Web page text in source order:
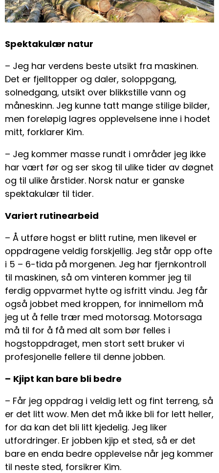
Spektakulær natur
– Jeg har verdens beste utsikt fra maskinen.
Det er fjelltopper og daler, soloppgang,
solnedgang, utsikt over blikkstille vann og
måneskinn. Jeg kunne tatt mange stilige bilder,
men foreløpig lagres opplevelsene inne i hodet
mitt, forklarer Kim.
– Jeg kommer masse rundt i områder jeg ikke
har vært før og ser skog til ulike tider av døgnet
og til ulike årstider. Norsk natur er ganske
spektakulær til tider.
Variert rutinearbeid
– Å utføre hogst er blitt rutine, men likevel er
oppdragene veldig forskjellig. Jeg står opp ofte
i 5 – 6-tida på morgenen. Jeg har fjernkontroll
til maskinen, så om vinteren kommer jeg til
ferdig oppvarmet hytte og isfritt vindu. Jeg får
også jobbet med kroppen, for innimellom må
jeg ut å felle trær med motorsag. Motorsaga
må til for å få med alt som bør felles i
hogstoppdraget, men stort sett bruker vi
profesjonelle fellere til denne jobben.
– Kjipt kan bare bli bedre
– Får jeg oppdrag i veldig lett og fint terreng, så
er det litt wow. Men det må ikke bli for lett heller,
for da kan det bli litt kjedelig. Jeg liker
utfordringer. Er jobben kjip et sted, så er det
bare en enda bedre opplevelse når jeg kommer
til neste sted, forsikrer Kim.